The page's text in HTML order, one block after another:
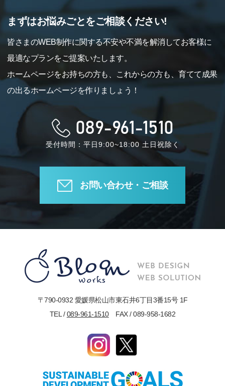
まずはお悩みごとをご相談ください!
皆さまのWEB制作に関する不安や不満を解消してお客様に
最適なプランをご提案いたします。
ホームページをお持ちの方も、これからの方も、育てて成果
の出るホームページを作りましょう！
089-961-1510
受付時間：平日9:00~18:00 土日祝除く
お問い合わせ・ご相談
〒790-0932 愛媛県松山市東石井6丁目3番15号 1F
TEL /089-961-1510FAX / 089-958-1682